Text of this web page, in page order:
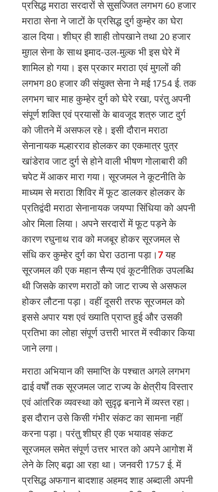
प्रसिद्ध मराठा सरदारों से सुसज्जित लगभग 60 हजार
मराठा सेना ने जाटों के प्रसिद्ध दुर्ग कुम्हेर का घेरा
डाल दिया। शीघ्र ही शाही तोपखाने तथा 20 हजार
मुग़ल सेना के साथ इमाद-उल-मुल्क भी इस घेरे में
शामिल हो गया। इस प्रकार मराठा एवं मुगलों की
लगभग 80 हजार की संयुक्त सेना ने मई 1754 ई. तक
लगभग चार माह कुम्हेर दुर्ग को घेरे रखा, परंतु अपनी
संपूर्ण शक्ति एवं प्रयासों के बावजूद शत्रु जाट दुर्ग
को जीतने में असफल रहे। इसी दौरान मराठा
सेनानायक मल्हारराव होलकर का एकमात्र पुत्र
खांडेराव जाट दुर्ग से होने वाली भीषण गोलाबारी की
चपेट में आकर मारा गया। सूरजमल ने कूटनीति के
माध्यम से मराठा शिविर में फूट डालकर होलकर के
प्रतिद्वंदी मराठा सेनानायक जयप्पा सिंधिया को अपनी
ओर मिला लिया। अपने सरदारों में फूट पड़ने के
कारण रघुनाथ राव को मजबूर होकर सूरजमल से
संधि कर कुम्हेर दुर्ग का घेरा उठाना पड़ा।7यह
सूरजमल की एक महान सैन्य एवं कूटनीतिक उपलब्धि
थी जिसके कारण मराठों को जाट राज्य से असफल
होकर लौटना पड़ा। वहीं दूसरी तरफ सूरजमल को
इससे अपार यश एवं ख्याति प्राप्त हुई और उसकी
प्रतिभा का लोहा संपूर्ण उत्तरी भारत में स्वीकार किया
जाने लगा।
मराठा अभियान की समाप्ति के पश्चात अगले लगभग
ढाई वर्षों तक सूरजमल जाट राज्य के क्षेत्रीय विस्तार
एवं आंतरिक व्यवस्था को सुदृढ़ बनाने में व्यस्त रहा।
इस दौरान उसे किसी गंभीर संकट का सामना नहीं
करना पड़ा। परंतु शीघ्र ही एक भयावह संकट
सूरजमल समेत संपूर्ण उत्तर भारत को अपने आगोश में
लेने के लिए बढ़ा आ रहा था। जनवरी 1757 ई. में
प्रसिद्ध अफगान बादशाह अहमद शाह अब्दाली अपनी